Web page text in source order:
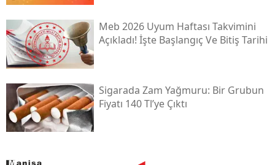
Meb 2026 Uyum Haftası Takvimini
Açıkladı! İşte Başlangıç Ve Bitiş Tarihi
Sigarada Zam Yağmuru: Bir Grubun
Fiyatı 140 Tl’ye Çıktı